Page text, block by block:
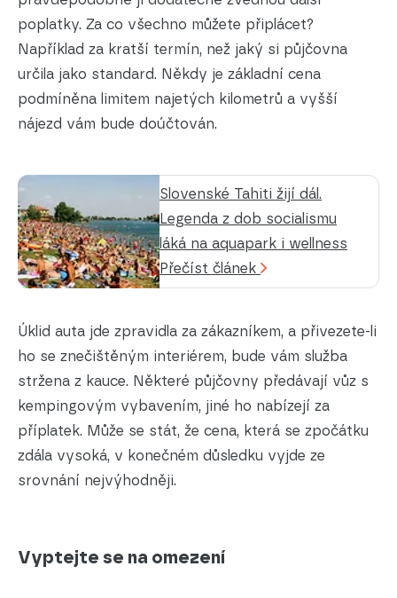
poplatky. Za co všechno můžete připlácet?
Například za kratší termín, než jaký si půjčovna
určila jako standard. Někdy je základní cena
podmíněna limitem najetých kilometrů a vyšší
nájezd vám bude doúčtován.
Slovenské Tahiti žijí dál.
Legenda z dob socialismu
láká na aquapark i wellness
Přečíst článek
Úklid auta jde zpravidla za zákazníkem, a přivezete-li
ho se znečištěným interiérem, bude vám služba
stržena z kauce. Některé půjčovny předávají vůz s
kempingovým vybavením, jiné ho nabízejí za
příplatek. Může se stát, že cena, která se zpočátku
zdála vysoká, v konečném důsledku vyjde ze
srovnání nejvýhodněji.
Vyptejte se na omezení